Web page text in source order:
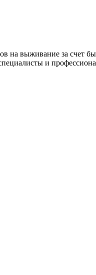
выживание за счет
и